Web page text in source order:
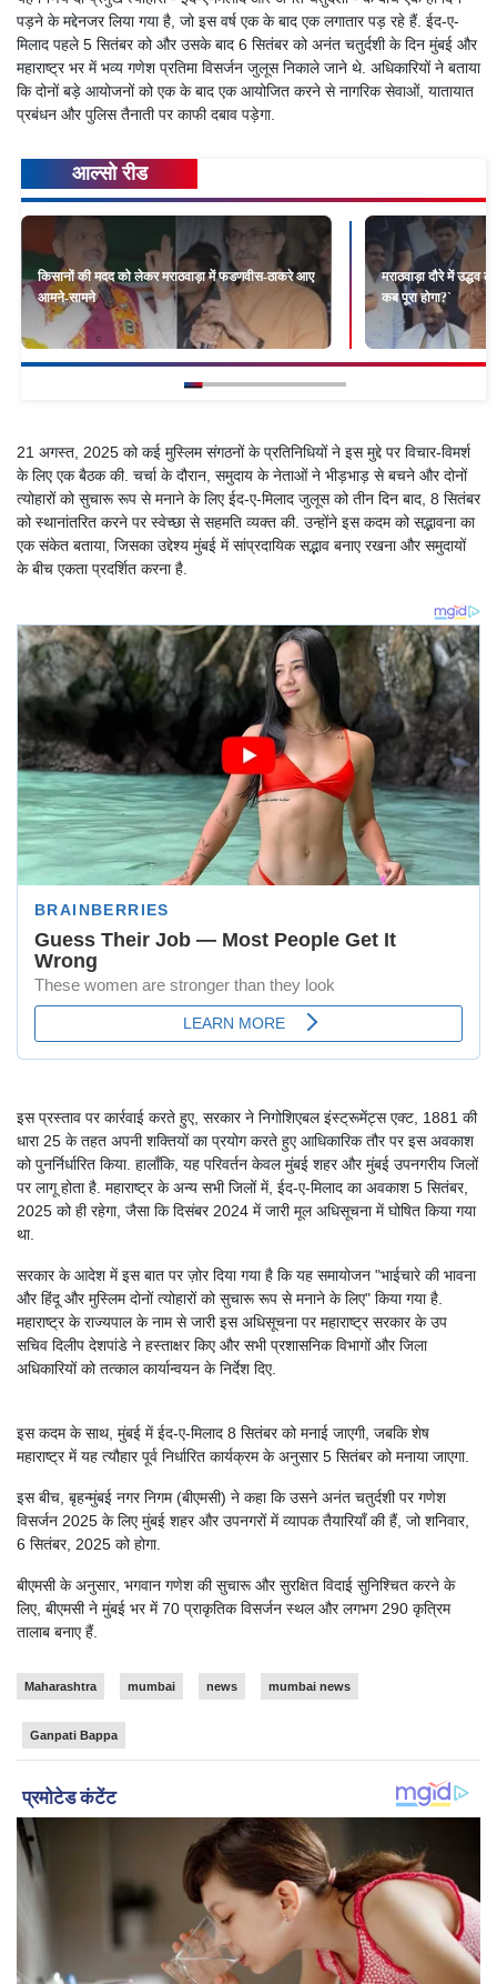
पड़ने के मद्देनजर लिया गया है, जो इस वर्ष एक के बाद एक लगातार पड़ रहे हैं. ईद-ए-
मिलाद पहले 5 सितंबर को और उसके बाद 6 सितंबर को अनंत चतुर्दशी के दिन मुंबई और
महाराष्ट्र भर में भव्य गणेश प्रतिमा विसर्जन जुलूस निकाले जाने थे. अधिकारियों ने बताया
कि दोनों बड़े आयोजनों को एक के बाद एक आयोजित करने से नागरिक सेवाओं, यातायात
प्रबंधन और पुलिस तैनाती पर काफी दबाव पड़ेगा.
आल्सो रीड
किसानों की मदद को लेकर मराठवाड़ा में फडणवीस-ठाकरे आए
आमने-सामने
मराठवाड़ा दौरे में उद्धव
कब पूरा होगा?`
21 अगस्त, 2025 को कई मुस्लिम संगठनों के प्रतिनिधियों ने इस मुद्दे पर विचार-विमर्श
के लिए एक बैठक की. चर्चा के दौरान, समुदाय के नेताओं ने भीड़भाड़ से बचने और दोनों
त्योहारों को सुचारू रूप से मनाने के लिए ईद-ए-मिलाद जुलूस को तीन दिन बाद, 8 सितंबर
को स्थानांतरित करने पर स्वेच्छा से सहमति व्यक्त की. उन्होंने इस कदम को सद्भावना का
एक संकेत बताया, जिसका उद्देश्य मुंबई में सांप्रदायिक सद्भाव बनाए रखना और समुदायों
के बीच एकता प्रदर्शित करना है.
इस प्रस्ताव पर कार्रवाई करते हुए, सरकार ने निगोशिएबल इंस्ट्रूमेंट्स एक्ट, 1881 की
धारा 25 के तहत अपनी शक्तियों का प्रयोग करते हुए आधिकारिक तौर पर इस अवकाश
को पुनर्निर्धारित किया. हालाँकि, यह परिवर्तन केवल मुंबई शहर और मुंबई उपनगरीय जिलों
पर लागू होता है. महाराष्ट्र के अन्य सभी जिलों में, ईद-ए-मिलाद का अवकाश 5 सितंबर,
2025 को ही रहेगा, जैसा कि दिसंबर 2024 में जारी मूल अधिसूचना में घोषित किया गया
था.
सरकार के आदेश में इस बात पर ज़ोर दिया गया है कि यह समायोजन "भाईचारे की भावना
और हिंदू और मुस्लिम दोनों त्योहारों को सुचारू रूप से मनाने के लिए" किया गया है.
महाराष्ट्र के राज्यपाल के नाम से जारी इस अधिसूचना पर महाराष्ट्र सरकार के उप
सचिव दिलीप देशपांडे ने हस्ताक्षर किए और सभी प्रशासनिक विभागों और जिला
अधिकारियों को तत्काल कार्यान्वयन के निर्देश दिए.
इस कदम के साथ, मुंबई में ईद-ए-मिलाद 8 सितंबर को मनाई जाएगी, जबकि शेष
महाराष्ट्र में यह त्यौहार पूर्व निर्धारित कार्यक्रम के अनुसार 5 सितंबर को मनाया जाएगा.
इस बीच, बृहन्मुंबई नगर निगम (बीएमसी) ने कहा कि उसने अनंत चतुर्दशी पर गणेश
विसर्जन 2025 के लिए मुंबई शहर और उपनगरों में व्यापक तैयारियाँ की हैं, जो शनिवार,
6 सितंबर, 2025 को होगा.
बीएमसी के अनुसार, भगवान गणेश की सुचारू और सुरक्षित विदाई सुनिश्चित करने के
लिए, बीएमसी ने मुंबई भर में 70 प्राकृतिक विसर्जन स्थल और लगभग 290 कृत्रिम
तालाब बनाए हैं.
Maharashtra mumbai news mumbai news
Ganpati Bappa